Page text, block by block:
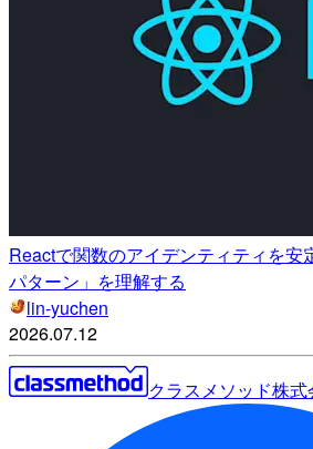
Reactで関数のアイデンティティを安
パターン」を理解する
lin-yuchen
2026.07.12
クラスメソッド株式